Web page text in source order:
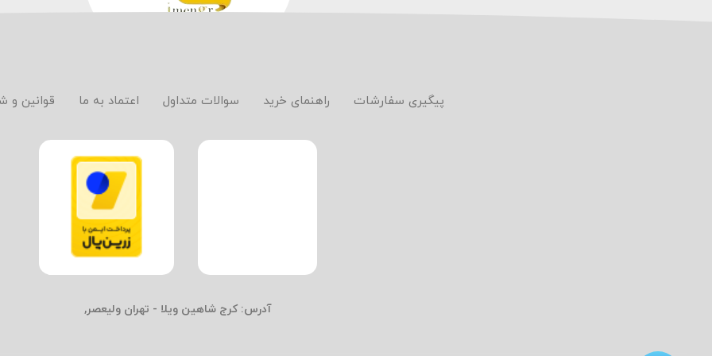
پیگیری سفارشات راهنمای خرید سوالات متداول اعتماد به ما قوانین و
آدرس: کرج شاهین ویلا - تهران ولیعصر,